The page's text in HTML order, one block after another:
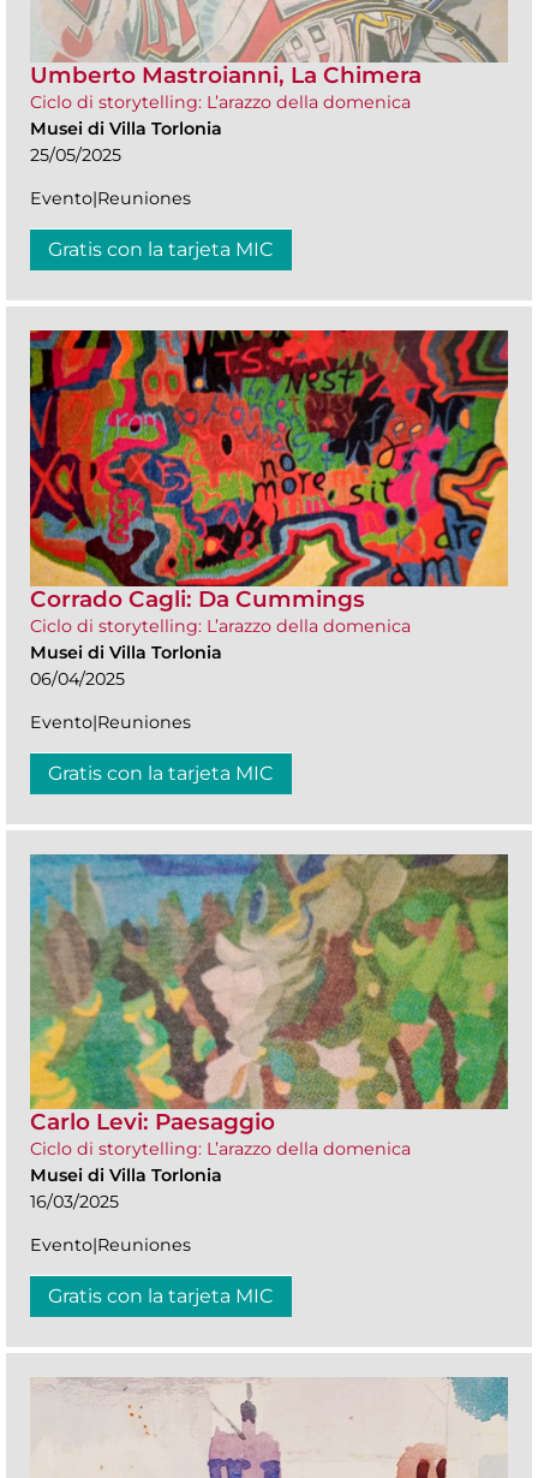
Umberto Mastroianni, La Chimera
Ciclo di storytelling: L’arazzo della domenica
Musei di Villa Torlonia
25/05/2025
Evento|Reuniones
Gratis con la tarjeta MIC
Corrado Cagli: Da Cummings
Ciclo di storytelling: L’arazzo della domenica
Musei di Villa Torlonia
06/04/2025
Evento|Reuniones
Gratis con la tarjeta MIC
Carlo Levi: Paesaggio
Ciclo di storytelling: L’arazzo della domenica
Musei di Villa Torlonia
16/03/2025
Evento|Reuniones
Gratis con la tarjeta MIC